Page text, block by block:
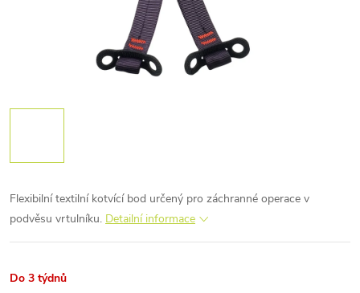
Flexibilní textilní kotvící bod určený pro záchranné operace v
podvěsu vrtulníku. Detailní informace
Do 3 týdnů